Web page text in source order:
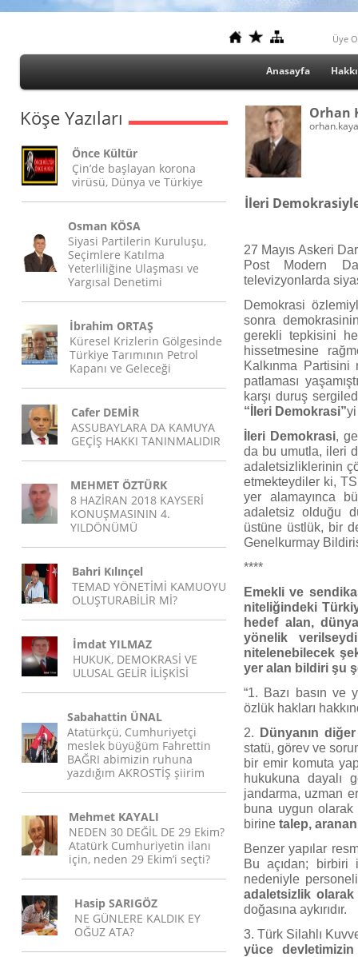
Üye
Anasayfa
Köşe Yazıları
Önce Kültür
Çin’de başlayan korona
virüsü, Dünya ve Türkiye
Osman KÖSA
Siyasi Partilerin Kuruluşu,
Seçimlere Katılma
Yeterliliğine Ulaşması ve
Yargısal Denetimi
İbrahim ORTAŞ
Küresel Krizlerin Gölgesinde
Türkiye Tarımının Petrol
Kapanı ve Geleceği
Cafer DEMİR
ASSUBAYLARA DA KAMUYA
GEÇİŞ HAKKI TANINMALIDIR
MEHMET ÖZTÜRK
8 HAZİRAN 2018 KAYSERİ
KONUŞMASININ 4.
YILDÖNÜMÜ
Bahri Kılınçel
TEMAD YÖNETİMİ KAMUOYU
OLUŞTURABİLİR Mİ?
İmdat YILMAZ
HUKUK, DEMOKRASİ VE
ULUSAL GELİR İLİŞKİSİ
Sabahattin ÜNAL
Atatürkçü, Cumhuriyetçi
meslek büyüğüm Fahrettin
BAĞRI abimizin ruhuna
yazdığım AKROSTİŞ şiirim
Mehmet KAYALI
NEDEN 30 DEĞİL DE 29 Ekim?
Atatürk Cumhuriyetin ilanı
için, neden 29 Ekim’i seçti?
Hasip SARIGÖZ
NE GÜNLERE KALDIK EY
OĞUZ ATA?
Orhan
İleri
27 Mayıs Askeri
Post Modern
televizyonlarda
Demokrasi
sonra
gerekli tepkisini
hissetmesine
Kalkınma
patlaması
karşı duruş
“İleri Demokrasi”
İleri Demokrasi,
da bu umutla, ileri
adaletsizliklerinin
etmekteydiler ki,
yer alamayınca
adaletsiz olduğu
üstüne üstlük, bir
Genelkurmay
****
Emekli ve
niteliğindeki
hedef alan,
yönelik
nitelenebilecek
yer alan bildiri şu
“1. Bazı basın ve
özlük hakları
2.
Dünyanın
statü, görev ve
bir emir komuta
hukukuna dayalı
jandarma, uzman
buna uygun olarak
birine talep,
Benzer yapılar
Bu açıdan; birbiri
nedeniyle
adaletsizlik
doğasına aykırıdır.
3. Türk Silahlı
yüce devletimizin